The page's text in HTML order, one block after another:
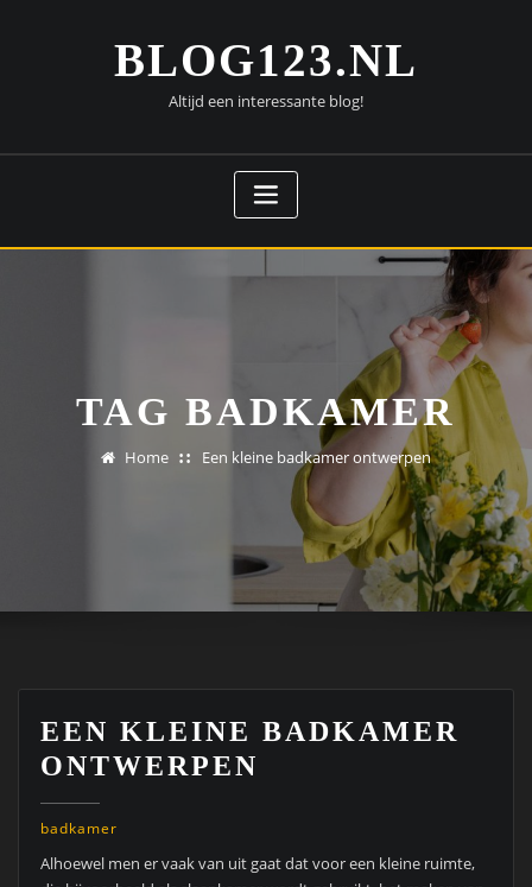
BLOG123.NL
Altijd een interessante blog!
TAG BADKAMER
Home Een kleine badkamer ontwerpen
EEN KLEINE BADKAMER
ONTWERPEN
badkamer
Alhoewel men er vaak van uit gaat dat voor een kleine ruimte,